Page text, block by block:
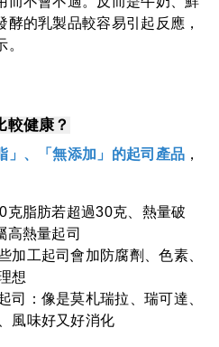
的乳製品較容易引起反應，
較健康？
」、「無添加」的起司產品 ，
克脂肪若超過30克、熱量破
高熱量起司
加工起司會加防腐劑、色素、
想
司：像是莫札瑞拉、瑞可達、
風味好又好消化